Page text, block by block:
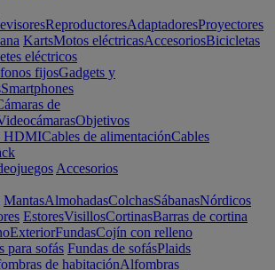
ReproductoresAdaptadoresProyectores
KartsMotos eléctricasAccesoriosBicicletas
eléctricos
fijosGadgets y
Smartphones
de
Objetivos
HDMICables de alimentaciónCables
Accesorios
MantasAlmohadasColchasSábanasNórdicos
EstoresVisillosCortinasBarras de cortina
ExteriorFundasCojín con relleno
para sofás Fundas de sofásPlaids
de habitaciónAlfombras